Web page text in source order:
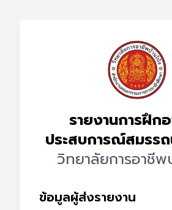
รายงานการฝึก
ประสบการณ์สมรร
วิทยาลัยการอาชีพ
ข้อมูลผู้ส่งรายงาน